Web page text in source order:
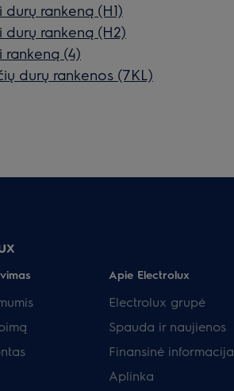
rankeną (H1)
durų rankeną (H2)
rankeną (4)
durų rankenos (7KL)
Apie Electrolux
Electrolux grupė
Spauda ir naujienos
Finansinė informacija
Aplinka